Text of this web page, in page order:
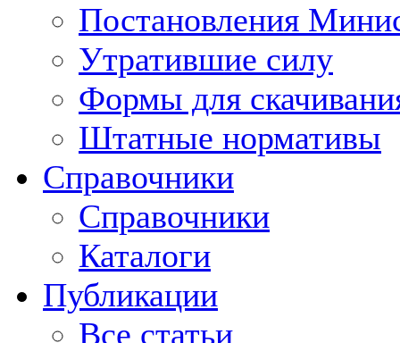
Постановления
Утратившие силу
Формы для
Штатные нормативы
Справочники
Справочники
Каталоги
Публикации
Все статьи